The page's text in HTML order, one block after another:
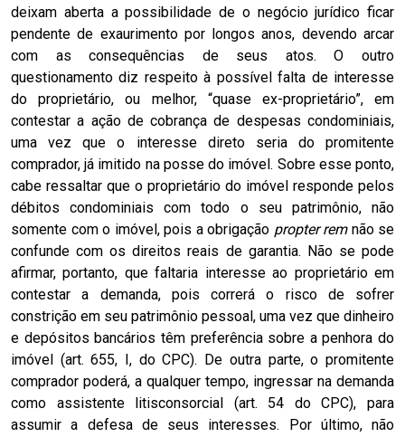
deixam aberta a possibilidade de o negócio jurídico ficar
pendente de exaurimento por longos anos, devendo arcar
com as consequências de seus atos. O outro
questionamento diz respeito à possível falta de interesse
do proprietário, ou melhor, “quase ex-proprietário”, em
contestar a ação de cobrança de despesas condominiais,
uma vez que o interesse direto seria do promitente
comprador, já imitido na posse do imóvel. Sobre esse ponto,
cabe ressaltar que o proprietário do imóvel responde pelos
débitos condominiais com todo o seu patrimônio, não
somente com o imóvel, pois a obrigação propter remnão se
confunde com os direitos reais de garantia. Não se pode
afirmar, portanto, que faltaria interesse ao proprietário em
contestar a demanda, pois correrá o risco de sofrer
constrição em seu patrimônio pessoal, uma vez que dinheiro
e depósitos bancários têm preferência sobre a penhora do
imóvel (art. 655, I, do CPC). De outra parte, o promitente
comprador poderá, a qualquer tempo, ingressar na demanda
como assistente litisconsorcial (art. 54 do CPC), para
assumir a defesa de seus interesses. Por último, não